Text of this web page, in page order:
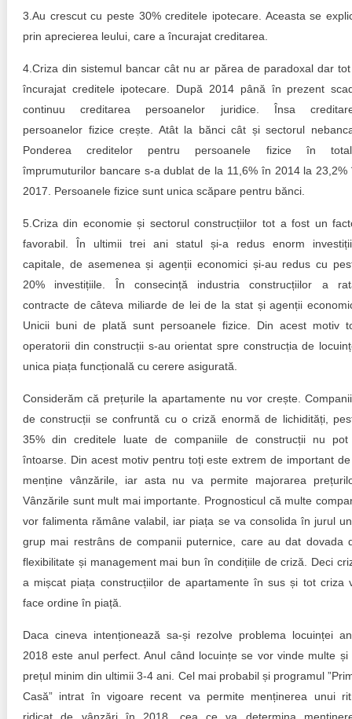
3.Au crescut cu peste 30% creditele ipotecare. Aceasta se
prin aprecierea leului, care a încurajat creditarea.
4.Criza din sistemul bancar cât nu ar părea de paradoxal dar
încurajat creditele ipotecare. După 2014 până în prezent
continuu creditarea persoanelor juridice. Însa
persoanelor fizice crește. Atât la bănci cât și sectorul
Ponderea creditelor pentru persoanele fizice în
împrumuturilor bancare s-a dublat de la 11,6% în 2014 la 23,2%
2017. Persoanele fizice sunt unica scăpare pentru bănci.
5.Criza din economie și sectorul construcțiilor tot a fost un
favorabil. În ultimii trei ani statul și-a redus enorm
capitale, de asemenea și agenții economici și-au redus cu
20% investițiile. În consecință industria construcțiilor a
contracte de câteva miliarde de lei de la stat și agenții
Unicii buni de plată sunt persoanele fizice. Din acest motiv
operatorii din construcții s-au orientat spre construcția de
unica piața funcțională cu cerere asigurată.
Considerăm că prețurile la apartamente nu vor crește.
de construcții se confruntă cu o criză enormă de lichidități,
35% din creditele luate de companiile de construcții nu
întoarse. Din acest motiv pentru toți este extrem de important
menține vânzările, iar asta nu va permite majorarea
Vânzările sunt mult mai importante. Prognosticul că multe
vor falimenta rămâne valabil, iar piața se va consolida în jurul
grup mai restrâns de companii puternice, care au dat dovada
flexibilitate și management mai bun în condițiile de criză. Deci
a mișcat piața construcțiilor de apartamente în sus și tot criza
face ordine în piață.
Daca cineva intenționează sa-și rezolve problema locuinței
2018 este anul perfect. Anul când locuințe se vor vinde multe și
prețul minim din ultimii 3-4 ani. Cel mai probabil și programul
Casă” intrat în vigoare recent va permite menținerea unui